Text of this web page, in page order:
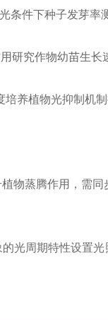
条件下种子发芽率
研究作物幼苗生长
培养植物光抑制机
物蒸腾作用，需
光周期特性设置